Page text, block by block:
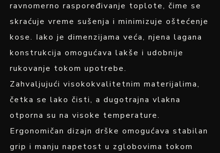
ravnomerno raspoređivanje toplote, čime se
skraćuje vreme sušenja i minimizuje oštećenje
kose. Iako je dimenzijama veća, njena lagana
konstrukcija omogućava lakše i udobnije
rukovanje tokom upotrebe.
Zahvaljujući visokokvalitetnim materijalima,
četka se lako čisti, a dugotrajna vlakna
otporna su na visoke temperature.
Ergonomičan dizajn drške omogućava stabilan
grip i manju napetost u zglobovima tokom